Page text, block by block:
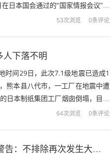
日本国会通过的“国家情报会议”设
53次浏览 0条评论
人下落不明
时间29日，此次7.1级地震已造成1
熊本县八代市，一工厂在地震中遭
日本制纸集团工厂烟囱倒塌，目前
64次浏览 0条评论
日本熊本县地震已致13人死亡，日本气象厅警告：不排除再次发生大地震可能